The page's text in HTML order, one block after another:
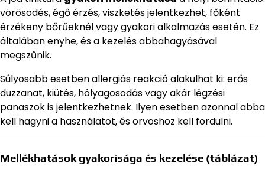
vörösödés, égő érzés, viszketés jelentkezhet, főként
érzékeny bőrűeknél vagy gyakori alkalmazás esetén. Ez
általában enyhe, és a kezelés abbahagyásával
megszűnik.
Súlyosabb esetben allergiás reakció alakulhat ki: erős
duzzanat, kiütés, hólyagosodás vagy akár légzési
panaszok is jelentkezhetnek. Ilyen esetben azonnal abba
kell hagyni a használatot, és orvoshoz kell fordulni.
Mellékhatások gyakorisága és kezelése (táblázat)